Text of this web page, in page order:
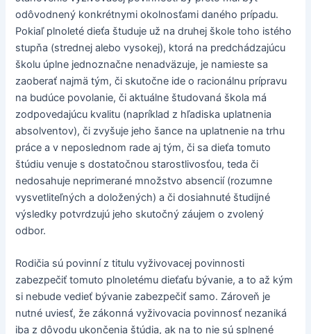
odôvodnený konkrétnymi okolnosťami daného prípadu.
Pokiaľ plnoleté dieťa študuje už na druhej škole toho istého
stupňa (strednej alebo vysokej), ktorá na predchádzajúcu
školu úplne jednoznačne nenadväzuje, je namieste sa
zaoberať najmä tým, či skutočne ide o racionálnu prípravu
na budúce povolanie, či aktuálne študovaná škola má
zodpovedajúcu kvalitu (napríklad z hľadiska uplatnenia
absolventov), či zvyšuje jeho šance na uplatnenie na trhu
práce a v neposlednom rade aj tým, či sa dieťa tomuto
štúdiu venuje s dostatočnou starostlivosťou, teda či
nedosahuje neprimerané množstvo absencií (rozumne
vysvetliteľných a doložených) a či dosiahnuté študijné
výsledky potvrdzujú jeho skutočný záujem o zvolený
odbor.
Rodičia sú povinní z titulu vyživovacej povinnosti
zabezpečiť tomuto plnoletému dieťaťu bývanie, a to až kým
si nebude vedieť bývanie zabezpečiť samo. Zároveň je
nutné uviesť, že zákonná vyživovacia povinnosť nezaniká
iba z dôvodu ukončenia štúdia, ak na to nie sú splnené